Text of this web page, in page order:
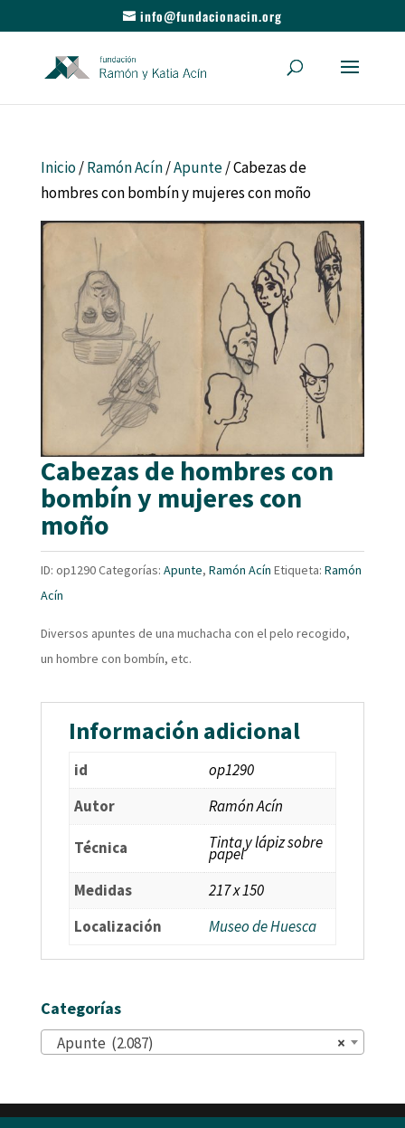
info@fundacionacin.org
Inicio/Ramón Acín/Apunte/ Cabezas de
hombres con bombín y mujeres con moño
Cabezas de hombres con
bombín y mujeres con
moño
ID: op1290Categorías: Apunte, Ramón Acín Etiqueta: Ramón
Acín
Diversos apuntes de una muchacha con el pelo recogido,
un hombre con bombín, etc.
Información adicional
id
op1290
Autor
Ramón Acín
Técnica Tinta y lápiz sobre
papel
Medidas
217 x 150
Localización
Museo de Huesca
Categorías
×
Apunte (2.087)